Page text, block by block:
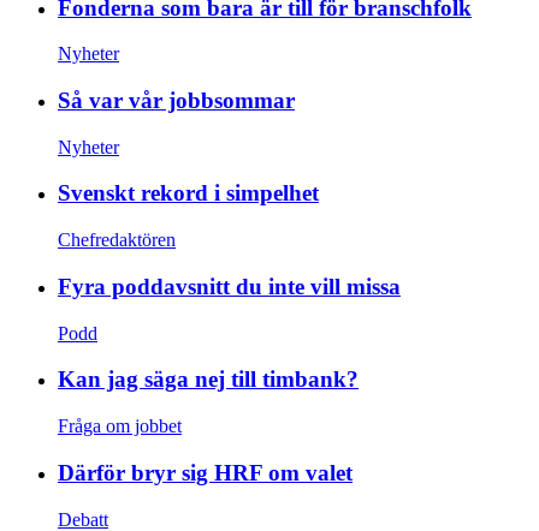
Fonderna som bara är till för branschfolk
Nyheter
Så var vår jobbsommar
Nyheter
Svenskt rekord i simpelhet
Chefredaktören
Fyra poddavsnitt du inte vill missa
Podd
Kan jag säga nej till timbank?
Fråga om jobbet
Därför bryr sig HRF om valet
Debatt